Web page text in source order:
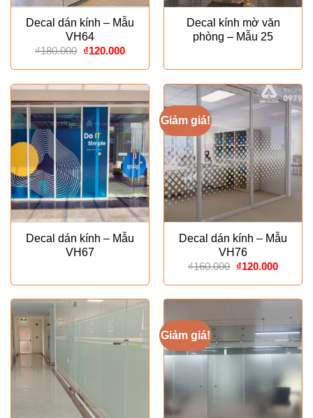
Decal dán kính – Mẫu
VH64
₫180.000 Giá
là:
₫180.000.
₫120.000Giá
tại
là:
₫120.000.
Decal kính mờ văn
phòng – Mẫu 25
Decal dán kính – Mẫu
VH67
Giảm giá!
Decal dán kính – Mẫu
VH76
₫160.000 Giá
là:
₫160.000.
₫120.000Giá
tại
là:
Giảm giá!